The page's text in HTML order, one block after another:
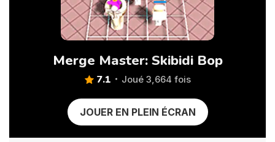
Merge Master: Skibidi Bop
7.1 Joué 3,664 fois
JOUER EN PLEIN ÉCRAN